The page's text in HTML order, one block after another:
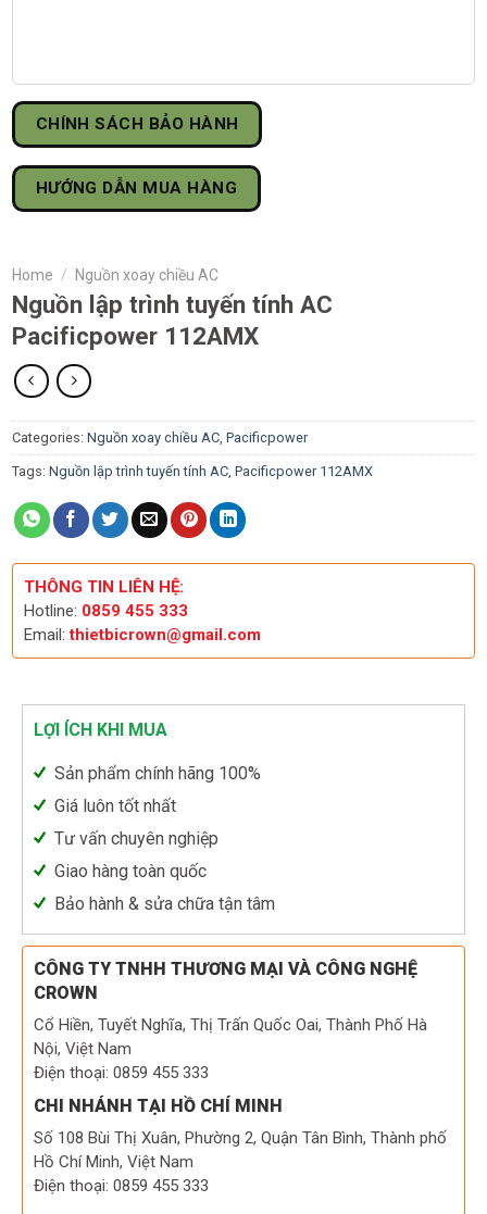
CHÍNH SÁCH BẢO HÀNH
HƯỚNG DẪN MUA HÀNG
Home / Nguồn xoay chiều AC
Nguồn lập trình tuyến tính AC
Pacificpower 112AMX
Categories: Nguồn xoay chiều AC, Pacificpower
Tags: Nguồn lập trình tuyến tính AC, Pacificpower 112AMX
THÔNG TIN LIÊN HỆ:
Hotline: 0859 455 333
Email:thietbicrown@gmail.com
LỢI ÍCH KHI MUA
Sản phẩm chính hãng 100%
Giá luôn tốt nhất
Tư vấn chuyên nghiệp
Giao hàng toàn quốc
Bảo hành & sửa chữa tận tâm
CÔNG TY TNHH THƯƠNG MẠI VÀ CÔNG NGHỆ
CROWN
Cổ Hiền, Tuyết Nghĩa, Thị Trấn Quốc Oai, Thành Phố Hà
Nội, Việt Nam
Điện thoại: 0859 455 333
CHI NHÁNH TẠI HỒ CHÍ MINH
Số 108 Bùi Thị Xuân, Phường 2, Quận Tân Bình, Thành phố
Hồ Chí Minh, Việt Nam
Điện thoại: 0859 455 333